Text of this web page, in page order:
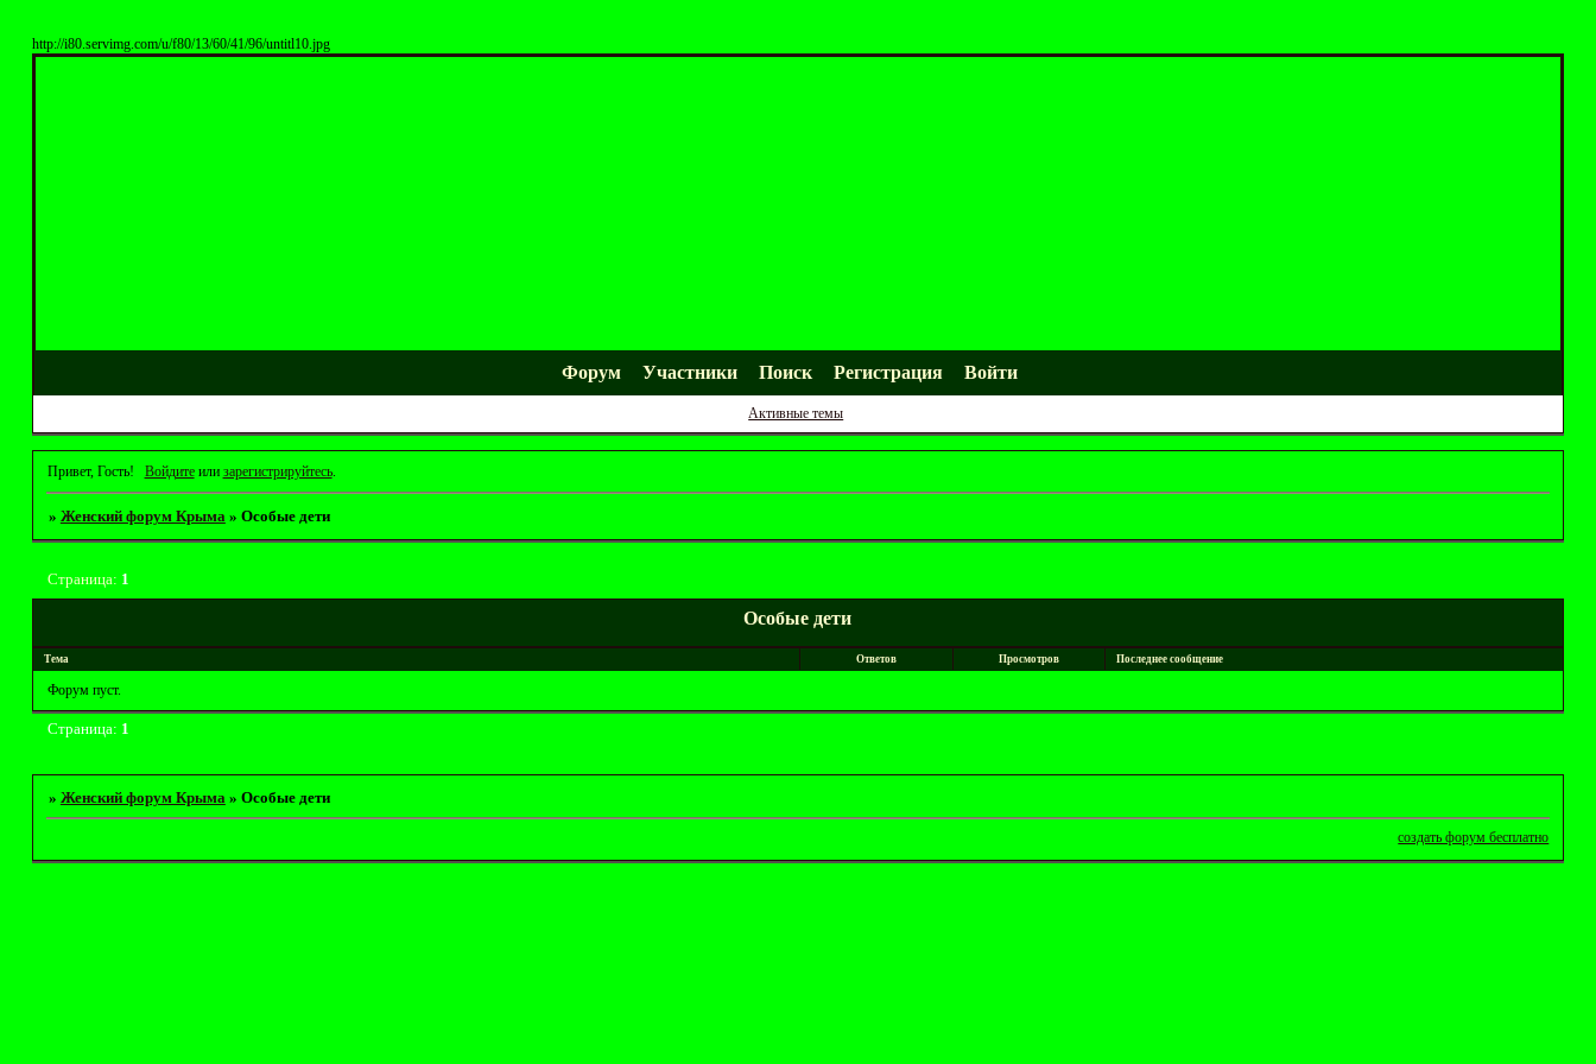
http://i80.servimg.com/u/f80/13/60/41/96/untitl10.jpg
Форум Участники Поиск Регистрация Войти
Активные темы
Привет, Гость! Войдитеили зарегистрируйтесь.
» Женский форум Крыма » Особые дети
Особые дети
Страница: 1
Тема Ответов Просмотров Последнее сообщение
Форум пуст.
Страница: 1
» Женский форум Крыма » Особые дети
создать форум бесплатно